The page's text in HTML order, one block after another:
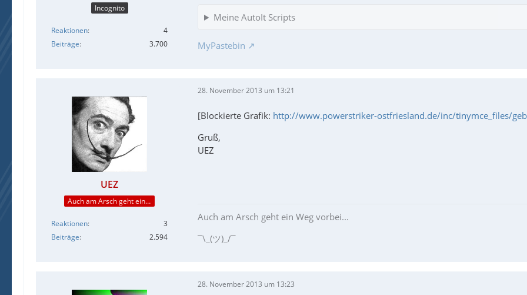
Incognito
Reaktionen
4
Beiträge
3.700
Meine AutoIt Scripts
MyPastebin
UEZ
Auch am Arsch geht ein Weg vorbei...
Reaktionen
3
Beiträge
2.594
28. November 2013 um 13:21
[Blockierte Grafik: http://www.powerstriker-ostfriesland.de/inc/tinymce_files/
Gruß,
UEZ
Auch am Arsch geht ein Weg vorbei...
¯\_(ツ)_/¯
28. November 2013 um 13:23